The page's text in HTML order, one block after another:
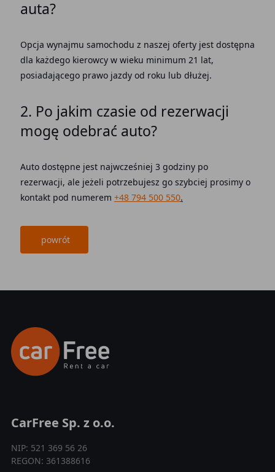
auta?
Opcja wynajmu samochodu z naszej oferty jest dostępna
dla każdego kierowcy w wieku minimum 21 lat,
posiadającego prawo jazdy od roku lub dłużej.
2. Po jakim czasie od rezerwacji
mogę odebrać auto?
Auto dostępne jest najwcześniej 3 godziny po
rezerwacji, ale jeżeli potrzebujesz go szybciej prosimy o
kontakt pod numerem +48 794 500 550.
powrót
CarFree Sp. z o.o.
NIP: 521 369 56 26
REGON: 361388616